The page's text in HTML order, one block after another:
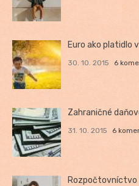
Euro ako platidlo
30. 10. 2015 6
Zahraničné
31. 10. 2015 6
Rozpočtovníctvo